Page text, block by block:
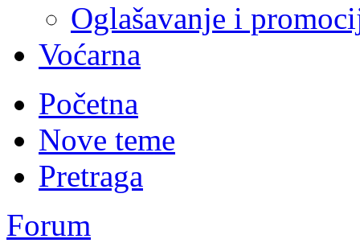
Oglašavanje i
Voćarna
Početna
Nove teme
Pretraga
Forum